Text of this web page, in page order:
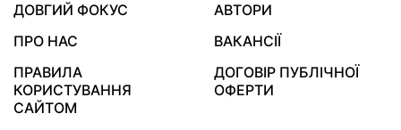
ДОВГИЙ ФОКУС
АВТОРИ
ПРО НАС
ВАКАНСІЇ
ПРАВИЛА
КОРИСТУВАННЯ
САЙТОМ
ДОГОВІР ПУБЛІЧНОЇ
ОФЕРТИ